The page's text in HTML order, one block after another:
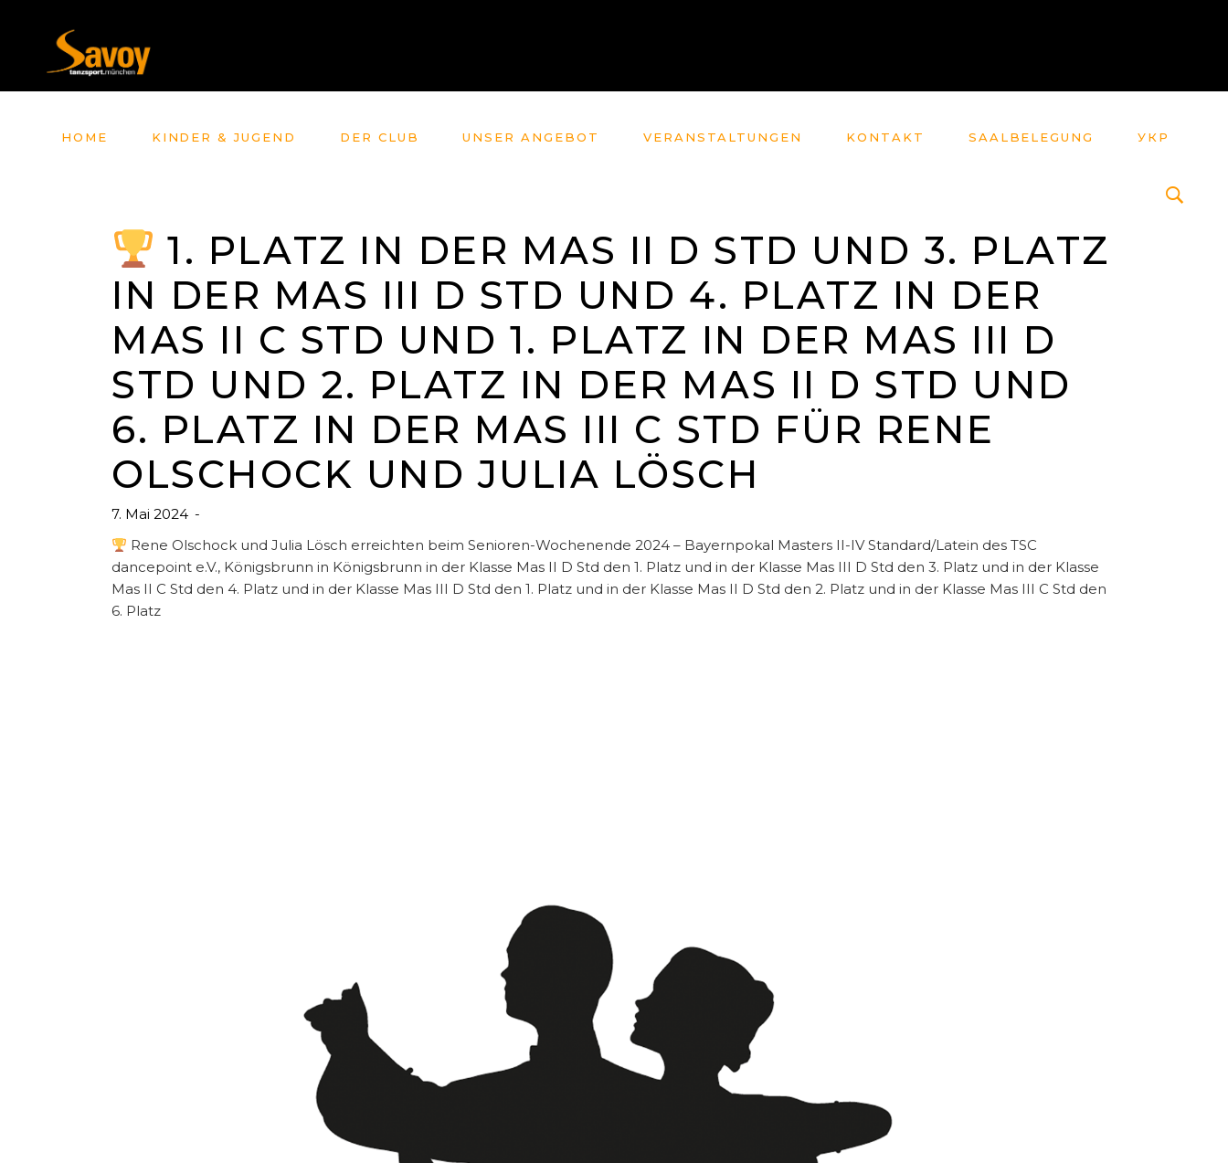
HOME KINDER & JUGEND DER CLUB UNSER ANGEBOT VERANSTALTUNGEN KONTAKT SAALBELEGUNG УКР
1. PLATZ IN DER MAS II D STD UND 3. PLATZ
IN DER MAS III D STD UND 4. PLATZ IN DER
MAS II C STD UND 1. PLATZ IN DER MAS III D
STD UND 2. PLATZ IN DER MAS II D STD UND
6. PLATZ IN DER MAS III C STD FÜR RENE
OLSCHOCK UND JULIA LÖSCH
7. Mai 2024
Rene Olschock und Julia Lösch erreichten beim Senioren-Wochenende 2024 – Bayernpokal Masters II-IV Standard/Latein des TSC
dancepoint e.V., Königsbrunn in Königsbrunn in der Klasse Mas II D Std den 1. Platz und in der Klasse Mas III D Std den 3. Platz und in der Klasse
Mas II C Std den 4. Platz und in der Klasse Mas III D Std den 1. Platz und in der Klasse Mas II D Std den 2. Platz und in der Klasse Mas III C Std den
6. Platz